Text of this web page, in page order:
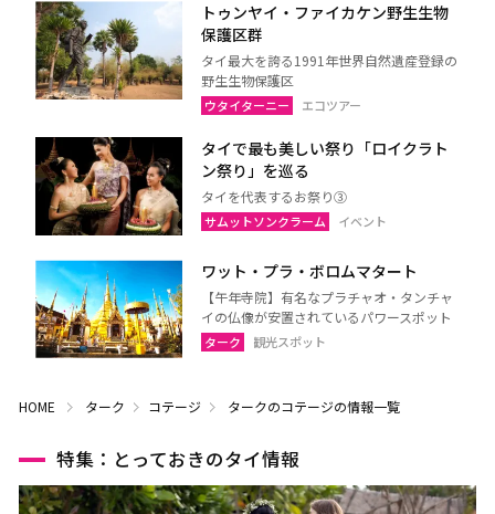
トゥンヤイ・ファイカケン野生生物
保護区群
タイ最大を誇る1991年世界自然遺産登録の
野生生物保護区
ウタイターニー エコツアー
タイで最も美しい祭り「ロイクラト
ン祭り」を巡る
タイを代表するお祭り③
サムットソンクラーム イベント
ワット・プラ・ボロムマタート
【午年寺院】有名なプラチャオ・タンチャ
イの仏像が安置されているパワースポット
ターク 観光スポット
HOME ターク コテージ タークのコテージの情報一覧
特集：とっておきのタイ情報